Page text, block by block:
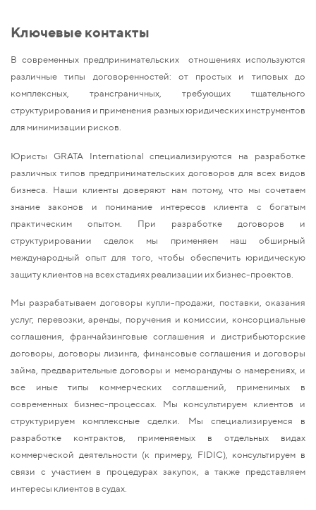
Ключевые контакты
В современных предпринимательских отношениях используются
различные типы договоренностей: от простых и типовых до
комплексных, трансграничных, требующих тщательного
структурирования и применения разных юридических инструментов
для минимизации рисков.
Юристы GRATA International специализируются на разработке
различных типов предпринимательских договоров для всех видов
бизнеса. Наши клиенты доверяют нам потому, что мы сочетаем
знание законов и понимание интересов клиента с богатым
практическим опытом. При разработке договоров и
структурировании сделок мы применяем наш обширный
международный опыт для того, чтобы обеспечить юридическую
защиту клиентов на всех стадиях реализации их бизнес-проектов.
Мы разрабатываем договоры купли-продажи, поставки, оказания
услуг, перевозки, аренды, поручения и комиссии, консорциальные
соглашения, франчайзинговые соглашения и дистрибьюторские
договоры, договоры лизинга, финансовые соглашения и договоры
займа, предварительные договоры и меморандумы о намерениях, и
все иные типы коммерческих соглашений, применимых в
современных бизнес-процессах. Мы консультируем клиентов и
структурируем комплексные сделки. Мы специализируемся в
разработке контрактов, применяемых в отдельных видах
коммерческой деятельности (к примеру, FIDIC), консультируем в
связи с участием в процедурах закупок, а также представляем
интересы клиентов в судах.